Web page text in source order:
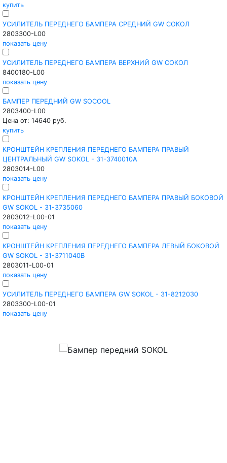
купить
УСИЛИТЕЛЬ ПЕРЕДНЕГО БАМПЕРА СРЕДНИЙ GW СОКОЛ
2803300-L00
показать цену
УСИЛИТЕЛЬ ПЕРЕДНЕГО БАМПЕРА ВЕРХНИЙ GW СОКОЛ
8400180-L00
показать цену
БАМПЕР ПЕРЕДНИЙ GW SOCOOL
2803400-L00
Цена от: 14640 руб.
купить
КРОНШТЕЙН КРЕПЛЕНИЯ ПЕРЕДНЕГО БАМПЕРА ПРАВЫЙ
ЦЕНТРАЛЬНЫЙ GW SOKOL - 31-3740010A
2803014-L00
показать цену
КРОНШТЕЙН КРЕПЛЕНИЯ ПЕРЕДНЕГО БАМПЕРА ПРАВЫЙ БОКОВОЙ
GW SOKOL - 31-3735060
2803012-L00-01
показать цену
КРОНШТЕЙН КРЕПЛЕНИЯ ПЕРЕДНЕГО БАМПЕРА ЛЕВЫЙ БОКОВОЙ
GW SOKOL - 31-3711040B
2803011-L00-01
показать цену
УСИЛИТЕЛЬ ПЕРЕДНЕГО БАМПЕРА GW SOKOL - 31-8212030
2803300-L00-01
показать цену